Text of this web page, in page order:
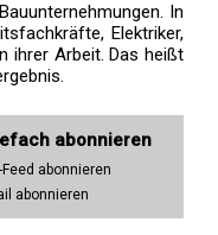
In
Elektriker,
ihrer Arbeit. Das heißt
abonnieren
Feed abonnieren
abonnieren